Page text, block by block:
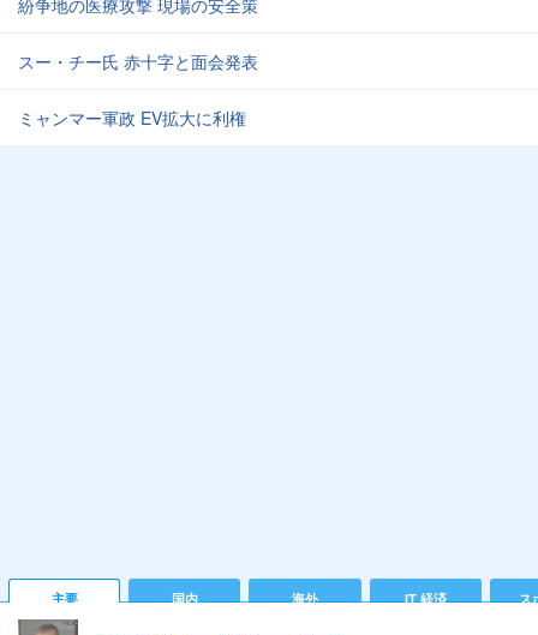
紛争地の医療攻撃 現場の安全策
スー・チー氏 赤十字と面会発表
ミャンマー軍政 EV拡大に利権
主要 国内 海外 IT 経済 ス